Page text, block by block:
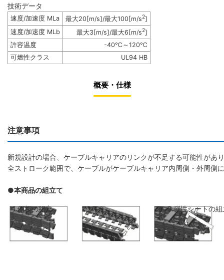
技術データ
速度/加速度 MLa 最大20[m/s]/最大100[m/s2]
速度/加速度 MLb
最大3[m/s]/最大6[m/s2]
許容温度
-40℃～120℃
可燃性クラス
UL94 HB
概要・仕様
注意事項
新規設計の場合、ケーブルキャリアのリンクが不足する可能性が
全ストローク範囲で、ケーブルがケーブルキャリア内周側・外周側
●本商品の組立て
1.側板の組立 2.弾性シートの組